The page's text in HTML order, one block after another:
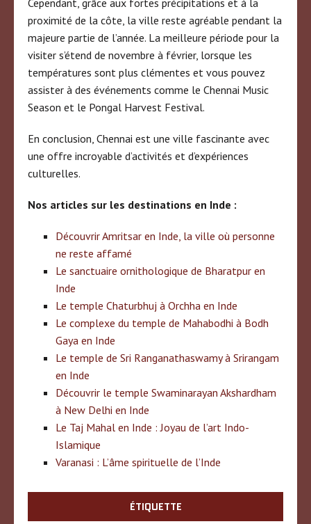
proximité de la côte, la ville reste agréable pendant la
majeure partie de l’année. La meilleure période pour la
visiter s’étend de novembre à février, lorsque les
températures sont plus clémentes et vous pouvez
assister à des événements comme le Chennai Music
Season et le Pongal Harvest Festival.
En conclusion, Chennai est une ville fascinante avec
une offre incroyable d’activités et d’expériences
culturelles.
Nos articles sur les destinations en Inde :
Découvrir Amritsar en Inde, la ville où personne
ne reste affamé
Le sanctuaire ornithologique de Bharatpur en
Inde
Le temple Chaturbhuj à Orchha en Inde
Le complexe du temple de Mahabodhi à Bodh
Gaya en Inde
Le temple de Sri Ranganathaswamy à Srirangam
en Inde
Découvrir le temple Swaminarayan Akshardham
à New Delhi en Inde
Le Taj Mahal en Inde : Joyau de l’art Indo-
Islamique
Varanasi : L’âme spirituelle de l’Inde
ÉTIQUETTE